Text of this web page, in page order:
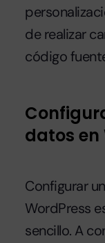
de realizar
código
datos en
Configurar
WordPress
sencillo. A